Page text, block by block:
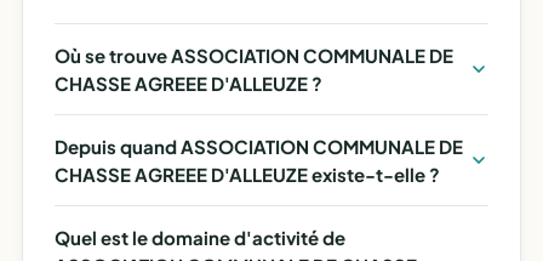
Où se trouve ASSOCIATION COMMUNALE DE
CHASSE AGREEE D'ALLEUZE ?
Depuis quand ASSOCIATION COMMUNALE DE
CHASSE AGREEE D'ALLEUZE existe-t-elle ?
Quel est le domaine d'activité de